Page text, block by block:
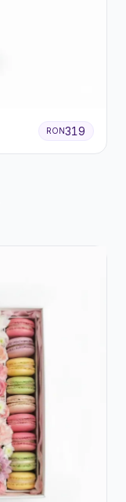
RON319